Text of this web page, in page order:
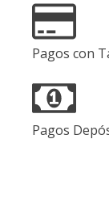
Pagos con
Pagos